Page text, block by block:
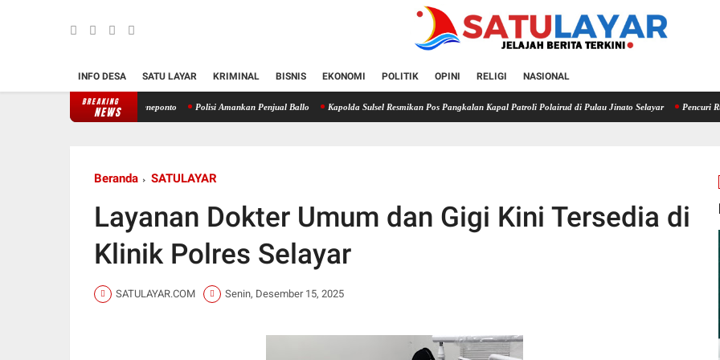
INFO DESA SATU LAYAR KRIMINAL BISNIS EKONOMI POLITIK OPINI RELIGI NASIONAL
BREAKING
NEWS
Daerah 24 Sulsel di Jeneponto Polisi Amankan Penjual Ballo Kapolda Sulsel Resmikan Pos Pangkalan Kapal Patroli Polairud di Pulau Jinato Selayar Pencuri Rumah
Beranda SATULAYAR
Layanan Dokter Umum dan Gigi Kini Tersedia di
Klinik Polres Selayar
SATULAYAR.COM Senin, Desember 15, 2025